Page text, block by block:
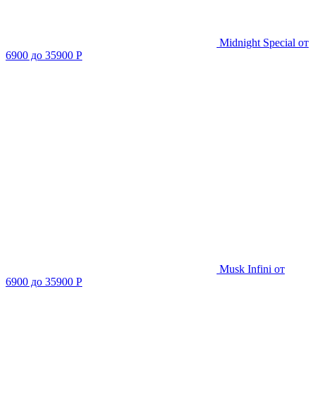
Midnight Special от
6900 до 35900 Р
Musk Infini от
6900 до 35900 Р